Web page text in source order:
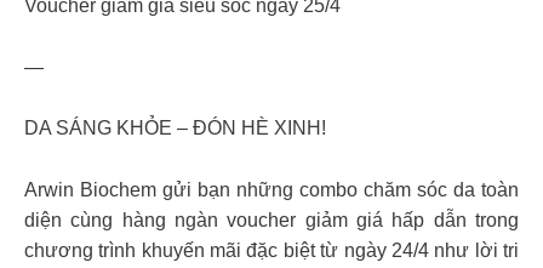
Voucher giảm giá siêu sốc ngày 25/4
—
DA SÁNG KHỎE – ĐÓN HÈ XINH!
Arwin Biochem gửi bạn những combo chăm sóc da toàn
diện cùng hàng ngàn voucher giảm giá hấp dẫn trong
chương trình khuyến mãi đặc biệt từ ngày 24/4 như lời tri